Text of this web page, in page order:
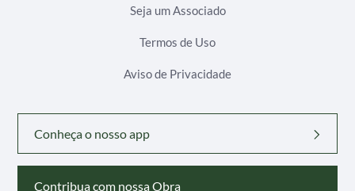
Seja um Associado
Termos de Uso
Aviso de Privacidade
Conheça o nosso app
Contribua com nossa Obra